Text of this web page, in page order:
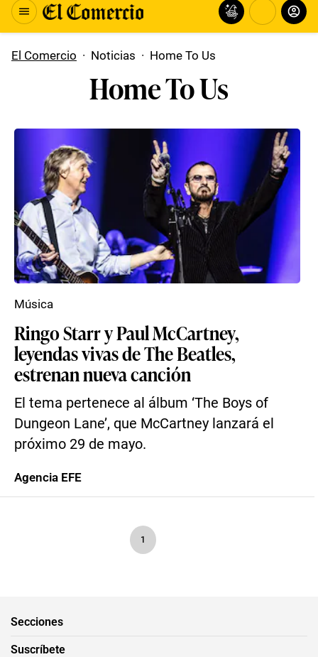
El Comercio · Noticias · Home To Us
Home To Us
Ringo Starr y Paul McCartney,
leyendas vivas de The Beatles,
estrenan nueva canción
El tema pertenece al álbum ‘The Boys of
Dungeon Lane’, que McCartney lanzará el
próximo 29 de mayo.
Música
Agencia EFE
1
Secciones
Suscríbete